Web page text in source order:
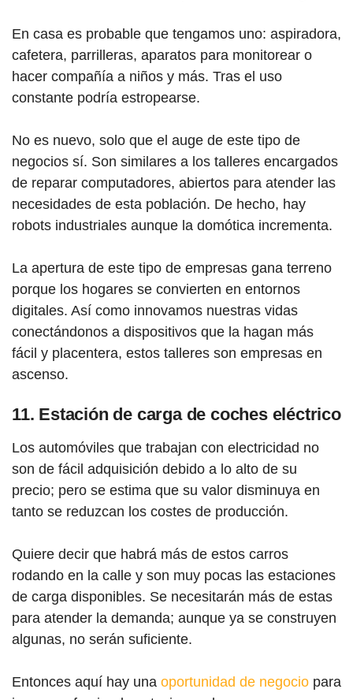
En casa es probable que tengamos uno: aspiradora,
cafetera, parrilleras, aparatos para monitorear o
hacer compañía a niños y más. Tras el uso
constante podría estropearse.
No es nuevo, solo que el auge de este tipo de
negocios sí. Son similares a los talleres encargados
de reparar computadores, abiertos para atender las
necesidades de esta población. De hecho, hay
robots industriales aunque la domótica incrementa.
La apertura de este tipo de empresas gana terreno
porque los hogares se convierten en entornos
digitales. Así como innovamos nuestras vidas
conectándonos a dispositivos que la hagan más
fácil y placentera, estos talleres son empresas en
ascenso.
11. Estación de carga de coches eléctrico
Los automóviles que trabajan con electricidad no
son de fácil adquisición debido a lo alto de su
precio; pero se estima que su valor disminuya en
tanto se reduzcan los costes de producción.
Quiere decir que habrá más de estos carros
rodando en la calle y son muy pocas las estaciones
de carga disponibles. Se necesitarán más de estas
para atender la demanda; aunque ya se construyen
algunas, no serán suficiente.
Entonces aquí hay una oportunidad de negocio para